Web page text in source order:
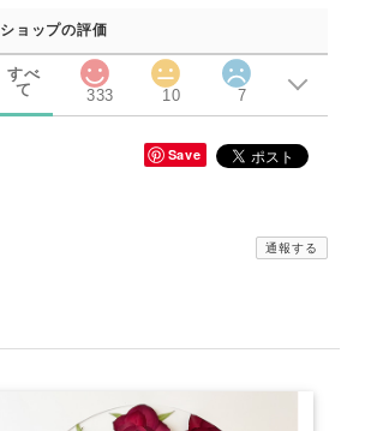
ショップの評価
すべ
て
333 10 7
Save
通報する